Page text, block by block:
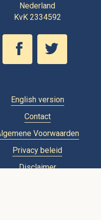
Nederland
KvK 2334592
English version
Contact
Voorwaarden
Privacy beleid
Disclaimer